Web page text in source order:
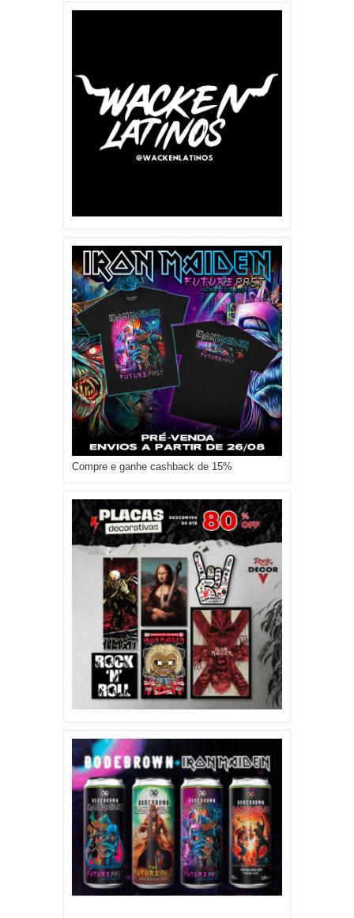
Compre e ganhe cashback de 15%